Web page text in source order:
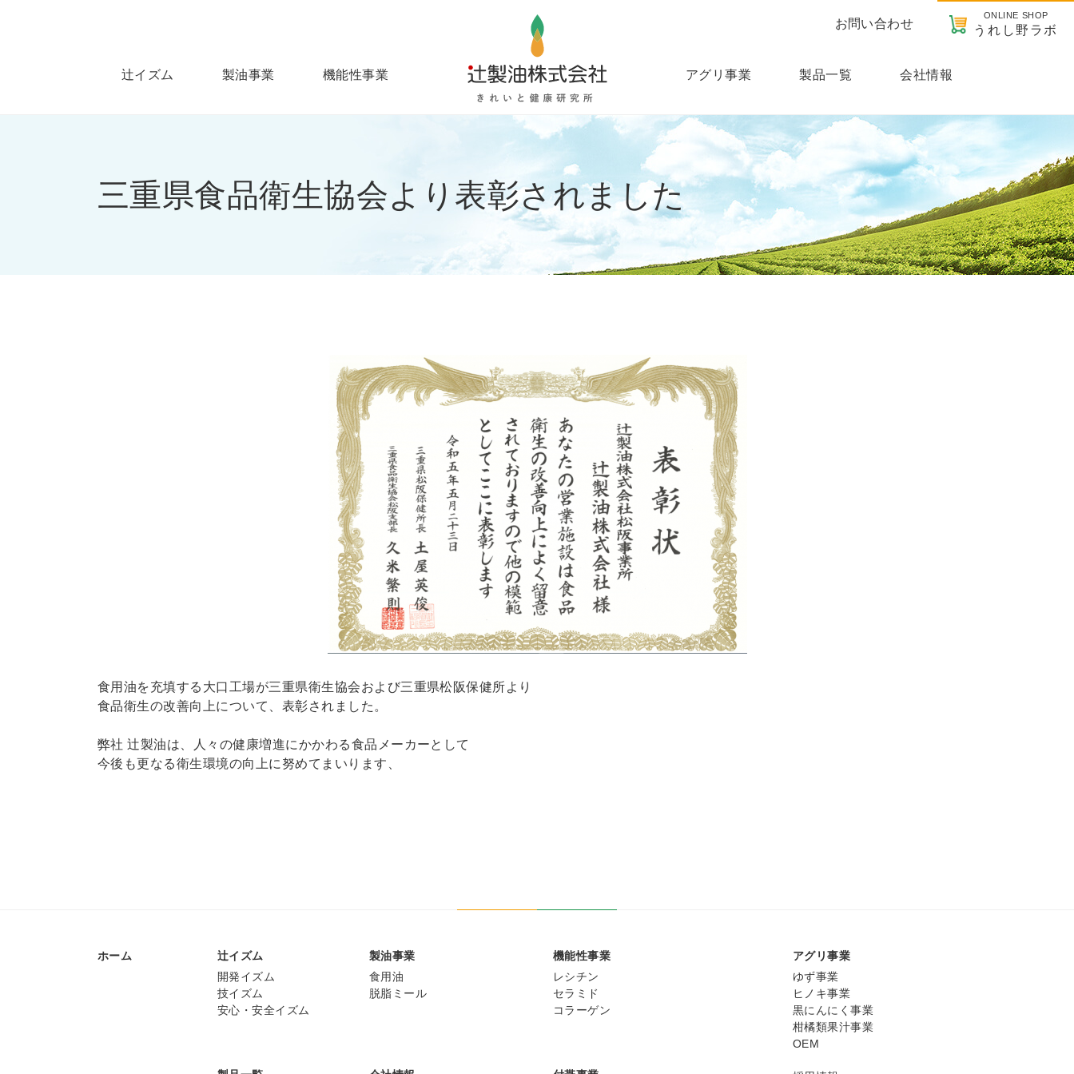
辻イズム 製油事業 機能性事業 アグリ事業 製品一覧 会社情報
お問い合わせ
ONLINE SHOP
うれし野ラボ
三重県食品衛生協会より表彰されました
食用油を充填する大口工場が三重県衛生協会および三重県松阪保健所より
食品衛生の改善向上について、表彰されました。
弊社 辻製油は、人々の健康増進にかかわる食品メーカーとして
今後も更なる衛生環境の向上に努めてまいります、
ホーム
辻イズム
開発イズム
技イズム
安心・安全イズム
製油事業
食用油
脱脂ミール
機能性事業
レシチン
セラミド
コラーゲン
アグリ事業
ゆず事業
ヒノキ事業
黒にんにく事業
柑橘類果汁事業
OEM